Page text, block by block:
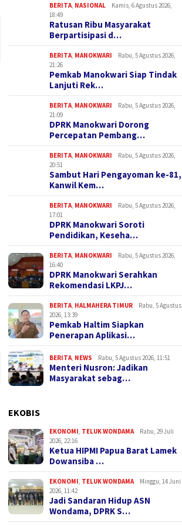
BERITA NASIONAL
Kamis, 6 Agustus 2026,
18:49
Ratusan Ribu Masyarakat
Berpartisipasi d…
BERITA MANOKWARI
Rabu, 5 Agustus 2026,
21:26
Pemkab Manokwari Siap Tindak
Lanjuti Rek…
BERITA MANOKWARI
Rabu, 5 Agustus 2026,
21:09
DPRK Manokwari Dorong
Percepatan Pembang…
BERITA MANOKWARI
Rabu, 5 Agustus 2026,
20:51
Sambut Hari Pengayoman ke-81,
Kanwil Kem…
BERITA MANOKWARI
Rabu, 5 Agustus 2026,
17:01
DPRK Manokwari Soroti
Pendidikan, Keseha…
BERITA MANOKWARI
Rabu, 5 Agustus 2026,
16:40
DPRK Manokwari Serahkan
Rekomendasi LKPJ…
BERITA HALMAHERA TIMUR
Rabu, 5 Agustus
2026, 13:39
Pemkab Haltim Siapkan
Penerapan Aplikasi…
BERITA NEWS Rabu, 5 Agustus 2026, 11:51
Menteri Nusron: Jadikan
Masyarakat sebag…
EKOBIS
EKONOMI TELUK WONDAMA
Rabu, 29 Juli
2026, 22:16
Ketua HIPMI Papua Barat Lamek
Dowansiba …
EKONOMI TELUK WONDAMA
Minggu, 14 Juni
2026, 11:42
Jadi Sandaran Hidup ASN
Wondama, DPRK S…